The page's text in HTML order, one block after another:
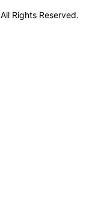
All Rights Reserved.